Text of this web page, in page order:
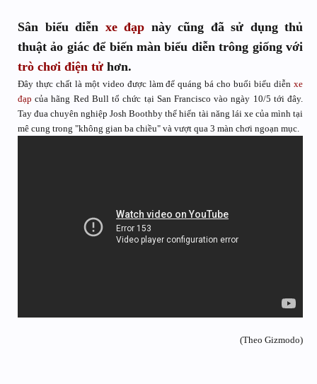
Sân biểu diễn xe đạp này cũng đã sử dụng thủ
thuật ảo giác để biến màn biểu diễn trông giống với
trò chơi điện tử hơn.
Đây thực chất là một video được làm để quáng bá cho buổi biểu diễn xe
đạp của hãng Red Bull tổ chức tại San Francisco vào ngày 10/5 tới đây.
Tay đua chuyên nghiệp Josh Boothby thể hiển tài năng lái xe của mình tại
mê cung trong "không gian ba chiều" và vượt qua 3 màn chơi ngoạn mục.
(Theo Gizmodo)​